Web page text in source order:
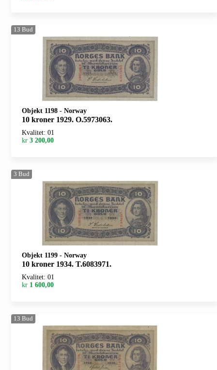
13 Bud
Objekt 1198 - Norway
10 kroner 1929. O.5973063.
Kvalitet: 01
kr 3 200,00
3 Bud
Objekt 1199 - Norway
10 kroner 1934. T.6083971.
Kvalitet: 01
kr 1 600,00
13 Bud